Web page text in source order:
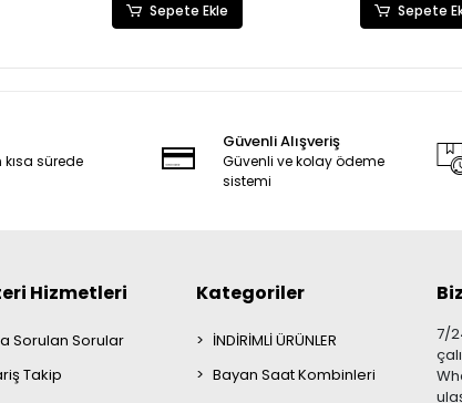
Sepete Ekle Sepete
kısa sürede
Güvenli Alışveriş
Güvenli ve kolay ödeme
sistemi
Hizmetleri
Sorulan Sorular
Takip
Kategoriler
İNDİRİMLİ ÜRÜNLER
Bayan Saat Kombinleri
7/